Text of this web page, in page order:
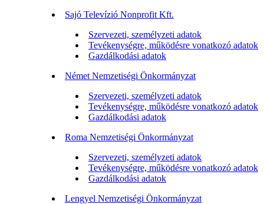
Sajó Televízió Nonprofit Kft.
Szervezeti, személyzeti adatok
Tevékenységre, működésre vonatkozó adatok
Gazdálkodási adatok
Német Nemzetiségi Önkormányzat
Szervezeti, személyzeti adatok
Tevékenységre, működésre vonatkozó adatok
Gazdálkodási adatok
Roma Nemzetiségi Önkormányzat
Szervezeti, személyzeti adatok
Tevékenységre, működésre vonatkozó adatok
Gazdálkodási adatok
Lengyel Nemzetiségi Önkormányzat